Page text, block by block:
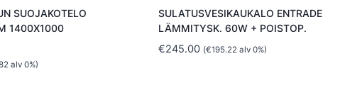
SUOJAKOTELO
1400X1000
alv 0%)
SULATUSVESIKAUKALO ENTRADE
LÄMMITYSK. 60W + POISTOP.
€245.00 (€195.22 alv 0%)